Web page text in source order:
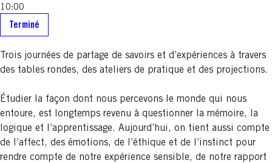
10:00
Terminé
Trois journées de partage de savoirs et d’expériences à travers
des tables rondes, des ateliers de pratique et des projections.
Étudier la façon dont nous percevons le monde qui nous
entoure, est longtemps revenu à questionner la mémoire, la
logique et l’apprentissage. Aujourd’hui, on tient aussi compte
de l’affect, des émotions, de l’éthique et de l’instinct pour
rendre compte de notre expérience sensible, de notre rapport